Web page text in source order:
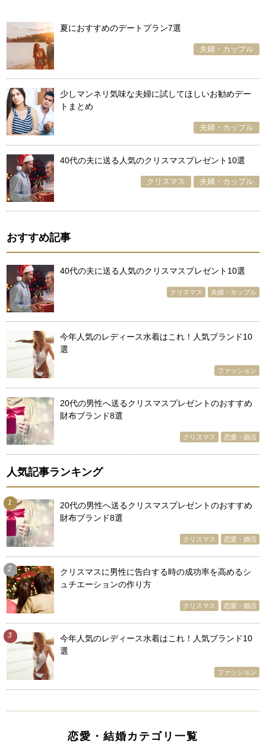
夏におすすめのデートプラン7選
夫婦・カップル
少しマンネリ気味な夫婦に試してほしいお勧めデー
トまとめ
夫婦・カップル
40代の夫に送る人気のクリスマスプレゼント10選
クリスマス 夫婦・カップル
おすすめ記事
40代の夫に送る人気のクリスマスプレゼント10選
クリスマス 夫婦・カップル
今年人気のレディース水着はこれ！人気ブランド10
選
ファッション
20代の男性へ送るクリスマスプレゼントのおすすめ
財布ブランド8選
クリスマス 恋愛・婚活
人気記事ランキング
1
20代の男性へ送るクリスマスプレゼントのおすすめ
財布ブランド8選
クリスマス 恋愛・婚活
2
クリスマスに男性に告白する時の成功率を高めるシ
ュチエーションの作り方
クリスマス 恋愛・婚活
3
今年人気のレディース水着はこれ！人気ブランド10
選
ファッション
恋愛・結婚カテゴリ一覧